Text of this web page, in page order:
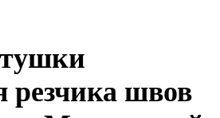
резчика швов